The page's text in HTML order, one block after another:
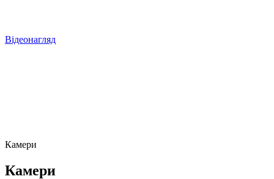
Відеонагляд
Камери
Камери